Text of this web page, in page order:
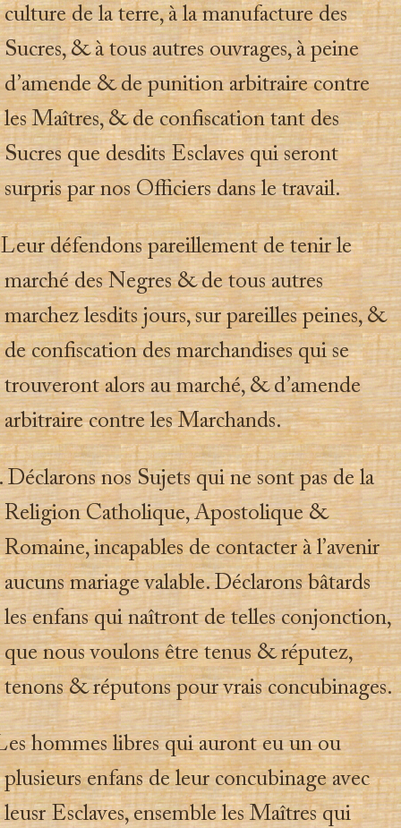
culture de la terre, à la manufacture des
Sucres, & à tous autres ouvrages, à peine
d’amende & de punition arbitraire contre
les Maîtres, & de confiscation tant des
Sucres que desdits Esclaves qui seront
surpris par nos Officiers dans le travail.
défendons pareillement de tenir le
marché des Negres & de tous autres
marchez lesdits jours, sur pareilles peines, &
de confiscation des marchandises qui se
trouveront alors au marché, & d’amende
arbitraire contre les Marchands.
nos Sujets qui ne sont pas de la
Religion Catholique, Apostolique &
Romaine, incapables de contacter à l’avenir
aucuns mariage valable. Déclarons bâtards
les enfans qui naîtront de telles conjonction,
que nous voulons être tenus & réputez,
tenons & réputons pour vrais concubinages.
hommes libres qui auront eu un ou
plusieurs enfans de leur concubinage avec
leusr Esclaves, ensemble les Maîtres qui